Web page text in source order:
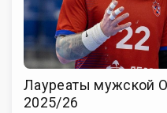
Лауреаты мужской
2025/26